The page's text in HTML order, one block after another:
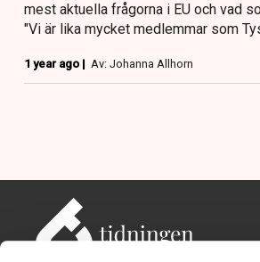
mest aktuella frågorna i EU och vad
"Vi är lika mycket medlemmar som
1 year ago | Av: Johanna Allhorn